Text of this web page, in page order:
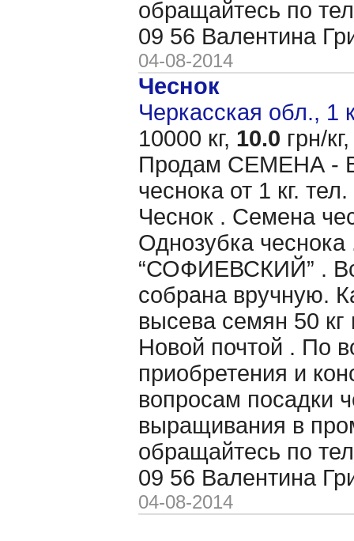
обращайтесь по
09 56 Валентина
04-08-2014
Чеснок
Черкасская обл., 1
10000 кг, 10.0 грн/кг,
Продам CЕМЕНА -
чеснока от 1 кг.
Чеснок . Семена
Однозубка чеснока
“СОФИЕВСКИЙ” .
собрана вручную.
высева семян 50 кг
Новой почтой . По
приобретения и
вопросам посадки
выращивания в
обращайтесь по
09 56 Валентина
04-08-2014